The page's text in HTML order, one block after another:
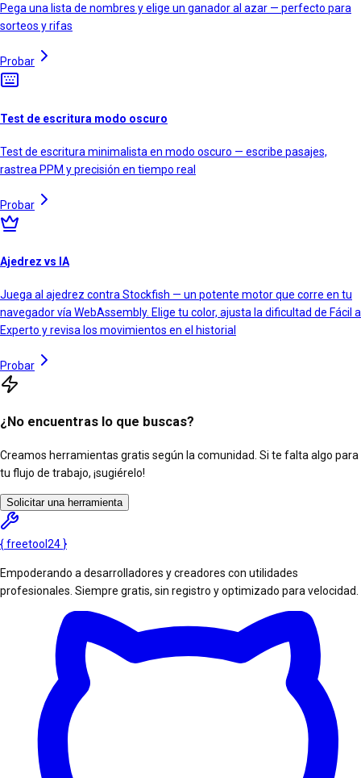
Pega una lista de nombres y elige un ganador al azar — perfecto para
sorteos y rifas
Probar
Test de escritura modo oscuro
Test de escritura minimalista en modo oscuro — escribe pasajes,
rastrea PPM y precisión en tiempo real
Probar
Ajedrez vs IA
Juega al ajedrez contra Stockfish — un potente motor que corre en tu
navegador vía WebAssembly. Elige tu color, ajusta la dificultad de Fácil a
Experto y revisa los movimientos en el historial
Probar
¿No encuentras lo que buscas?
Creamos herramientas gratis según la comunidad. Si te falta algo para
tu flujo de trabajo, ¡sugiérelo!
Solicitar una herramienta
{freetool 24 }
Empoderando a desarrolladores y creadores con utilidades
profesionales. Siempre gratis, sin registro y optimizado para velocidad.